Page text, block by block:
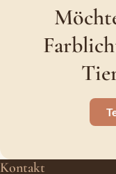
Kontakt